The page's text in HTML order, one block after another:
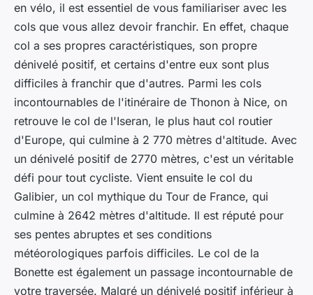
en vélo, il est essentiel de vous familiariser avec les
cols que vous allez devoir franchir. En effet, chaque
col a ses propres caractéristiques, son propre
dénivelé positif, et certains d'entre eux sont plus
difficiles à franchir que d'autres. Parmi les cols
incontournables de l'itinéraire de Thonon à Nice, on
retrouve le col de l'Iseran, le plus haut col routier
d'Europe, qui culmine à 2 770 mètres d'altitude. Avec
un dénivelé positif de 2770 mètres, c'est un véritable
défi pour tout cycliste. Vient ensuite le col du
Galibier, un col mythique du Tour de France, qui
culmine à 2642 mètres d'altitude. Il est réputé pour
ses pentes abruptes et ses conditions
météorologiques parfois difficiles. Le col de la
Bonette est également un passage incontournable de
votre traversée. Malgré un dénivelé positif inférieur à